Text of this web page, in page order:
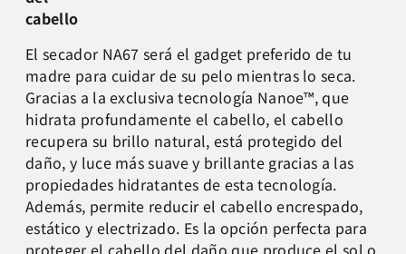
cabello
El secador NA67 será el gadget preferido de tu
madre para cuidar de su pelo mientras lo seca.
Gracias a la exclusiva tecnología Nanoe™, que
hidrata profundamente el cabello, el cabello
recupera su brillo natural, está protegido del
daño, y luce más suave y brillante gracias a las
propiedades hidratantes de esta tecnología.
Además, permite reducir el cabello encrespado,
estático y electrizado. Es la opción perfecta para
proteger el cabello del daño que produce el sol o